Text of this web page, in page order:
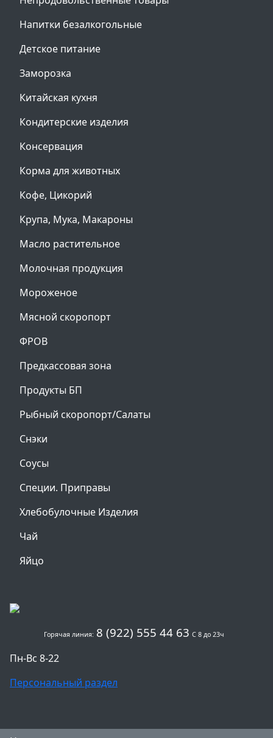
Напитки безалкогольные
Детское питание
Заморозка
Китайская кухня
Кондитерские изделия
Консервация
Корма для животных
Кофе, Цикорий
Крупа, Мука, Макароны
Масло растительное
Молочная продукция
Мороженое
Мясной скоропорт
ФРОВ
Предкассовая зона
Продукты БП
Рыбный скоропорт/Салаты
Снэки
Соусы
Специи. Приправы
Хлебобулочные Изделия
Чай
Яйцо
Горячая линия: 8 (922) 555 44 63 С 8 до 23ч
Пн-Вс 8-22
Персональный раздел